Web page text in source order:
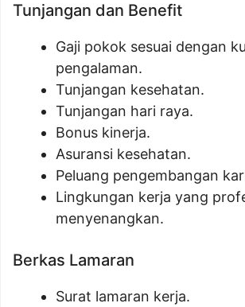
Tunjangan dan Benefit
Gaji pokok sesuai dengan
pengalaman.
Tunjangan kesehatan.
Tunjangan hari raya.
Bonus kinerja.
Asuransi kesehatan.
Peluang pengembangan
Lingkungan kerja yang
menyenangkan.
Berkas Lamaran
Surat lamaran kerja.